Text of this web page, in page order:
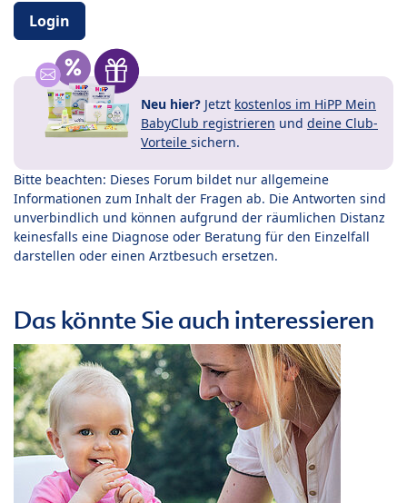
Login
Neu hier? Jetzt kostenlos im HiPP Mein
BabyClub registrieren und deine Club-
Vorteile sichern.
Bitte beachten: Dieses Forum bildet nur allgemeine
Informationen zum Inhalt der Fragen ab. Die Antworten sind
unverbindlich und können aufgrund der räumlichen Distanz
keinesfalls eine Diagnose oder Beratung für den Einzelfall
darstellen oder einen Arztbesuch ersetzen.
Das könnte Sie auch interessieren